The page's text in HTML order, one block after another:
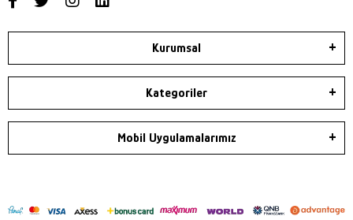
Kurumsal
Kategoriler
Mobil Uygulamalarımız